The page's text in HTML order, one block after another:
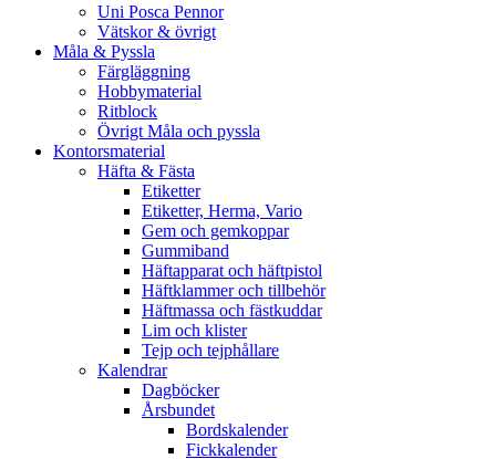
Uni Posca Pennor
Vätskor & övrigt
Måla & Pyssla
Färgläggning
Hobbymaterial
Ritblock
Övrigt Måla och pyssla
Kontorsmaterial
Häfta & Fästa
Etiketter
Etiketter, Herma, Vario
Gem och gemkoppar
Gummiband
Häftapparat och häftpistol
Häftklammer och tillbehör
Häftmassa och fästkuddar
Lim och klister
Tejp och tejphållare
Kalendrar
Dagböcker
Årsbundet
Bordskalender
Fickkalender